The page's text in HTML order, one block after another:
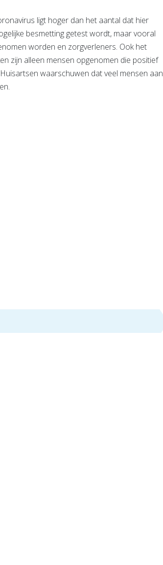
ligt hoger dan het aantal dat hier
besmetting getest wordt, maar vooral
worden en zorgverleners. Ook het
zijn alleen mensen opgenomen die positief
waarschuwen dat veel mensen aan